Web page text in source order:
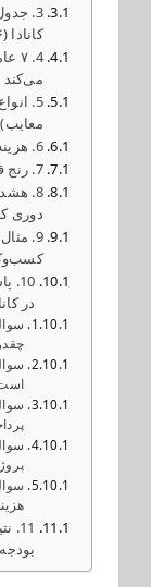
3.
کانادا (۲۰۲۶)
4.
می‌کند
5.
معایب)
6. هزینه‌های پنهانی که کمتر گفته می‌شود
7. رنج قیمت سئو بر اساس نوع صنعت در کانادا
8.
دوری
9.
در
11.